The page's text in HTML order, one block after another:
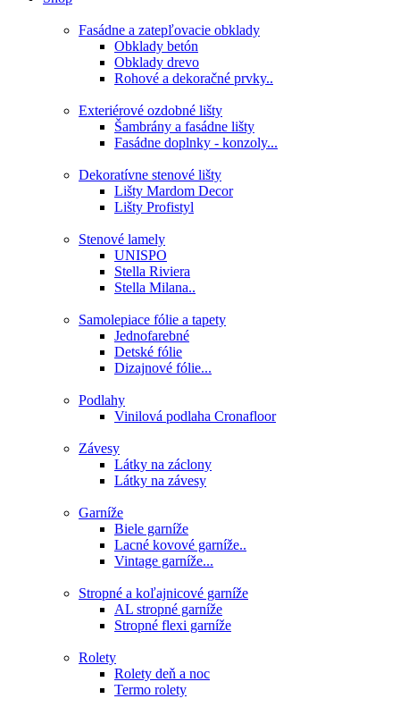
Fasádne a zatepľovacie obklady
Obklady betón
Obklady drevo
Rohové a dekoračné prvky..
Exteriérové ozdobné lišty
Šambrány a fasádne lišty
Fasádne doplnky - konzoly...
Dekoratívne stenové lišty
Lišty Mardom Decor
Lišty Profistyl
Stenové lamely
UNISPO
Stella Riviera
Stella Milana..
Samolepiace fólie a tapety
Jednofarebné
Detské fólie
Dizajnové fólie...
Podlahy
Vinilová podlaha Cronafloor
Závesy
Látky na záclony
Látky na závesy
Garníže
Biele garníže
Lacné kovové garníže..
Vintage garníže...
Stropné a koľajnicové garníže
AL stropné garníže
Stropné flexi garníže
Rolety
Rolety deň a noc
Termo rolety